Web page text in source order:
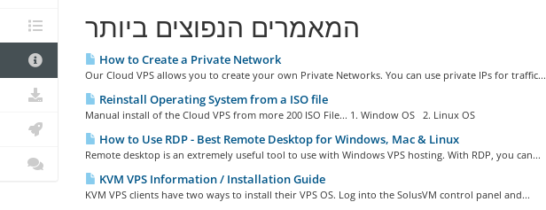
המאמרים הנפוצים ביותר
How to Create a Private Network
Our Cloud VPS allows you to create your own Private Networks. You can use private IPs for traffic...
Reinstall Operating System from a ISO file
Manual install of the Cloud VPS from more 200 ISO File... 1. Window OS 2. Linux OS
How to Use RDP - Best Remote Desktop for Windows, Mac & Linux
Remote desktop is an extremely useful tool to use with Windows VPS hosting. With RDP, you can...
KVM VPS Information / Installation Guide
KVM VPS clients have two ways to install their VPS OS. Log into the SolusVM control panel and...